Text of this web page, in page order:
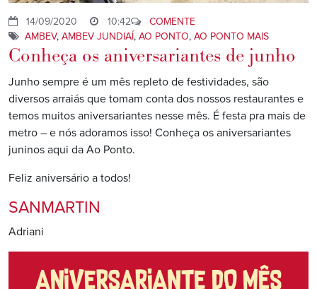
14/09/2020 10:42
COMENTE
AMBEV, AMBEV JUNDIAÍ, AO PONTO, AO PONTO MAIS
Conheça os aniversariantes de junho
Junho sempre é um mês repleto de festividades, são
diversos arraiás que tomam conta dos nossos restaurantes e
temos muitos aniversariantes nesse mês. É festa pra mais de
metro – e nós adoramos isso! Conheça os aniversariantes
juninos aqui da Ao Ponto.
Feliz aniversário a todos!
SANMARTIN
Adriani